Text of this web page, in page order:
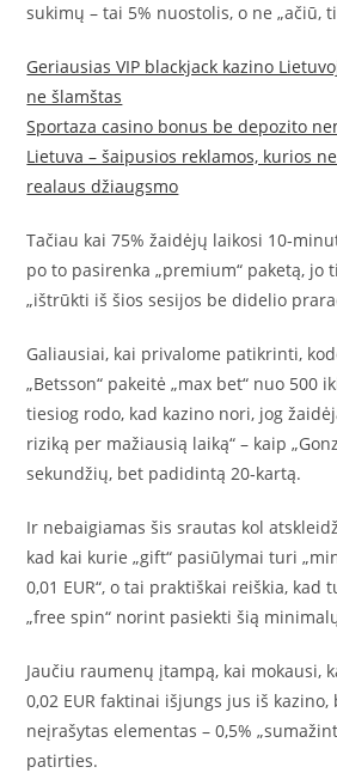
sukimų – tai 5% nuostolis, o ne „ačiū,
Geriausias VIP blackjack kazino
ne šlamštas
Sportaza casino bonus be depozito
Lietuva – šaipusios reklamos, kurios
realaus džiaugsmo
Tačiau kai 75% žaidėjų laikosi
po to pasirenka „premium“ paketą, jo
„ištrūkti iš šios sesijos be didelio
Galiausiai, kai privalome patikrinti,
„Betsson“ pakeitė „max bet“ nuo 500
tiesiog rodo, kad kazino nori, jog
riziką per mažiausią laiką“ – kaip
sekundžių, bet padidintą 20‑kartą.
Ir nebaigiamas šis srautas kol
kad kai kurie „gift“ pasiūlymai turi
0,01 EUR“, o tai praktiškai reiškia,
„free spin“ norint pasiekti šią
Jaučiu raumenų įtampą, kai mokausi,
0,02 EUR faktinai išjungs jus iš
neįrašytas elementas – 0,5%
patirties.